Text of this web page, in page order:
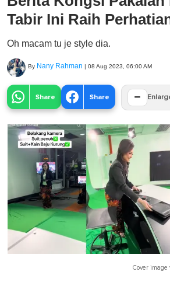
Tabir Ini Raih
Oh macam tu je style dia.
By Nany Rahman | 08 Aug 2023, 06:00 AM
Share Share −
Cover image